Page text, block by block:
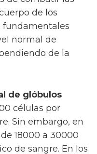
de los
fundamentales
normal de
de la
de glóbulos
células por
Sin embargo, en
18000 a 30000
de sangre. En los